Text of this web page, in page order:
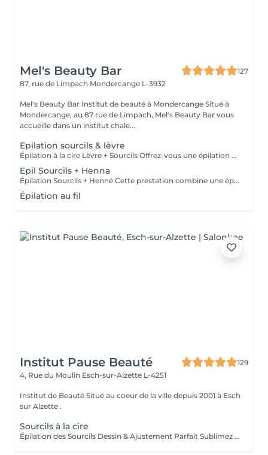
Mel's Beauty Bar
127
87, rue de Limpach Mondercange L-3932
Mel's Beauty Bar Institut de beauté à Mondercange Situé à
Mondercange, au 87 rue de Limpach, Mel's Beauty Bar vous
accueille dans un institut chale...
Epilation sourcils & lèvre
Épilation à la cire Lèvre + Sourcils Offrez-vous une épilation délicate et efficace de la lèvre et des sourcils avec notre cire à base de zinc, idéale pour les peaux sensibles. Deux types de cires sont disponibles pour répondre à vos besoins : Cire chaude : idéale pour une épilation plus rapide et efficace. Cire froide (avec ou sans bandes) : une option plus douce, parfaite pour les peaux les plus sensibles. Les deux types de cire garantissent une élimination nette des poils tout en respectant votre peau. Parfaite pour une finition précise, elle sublime vos traits et laisse votre peau douce et soyeuse.
Epil Sourcils + Henna
Épilation Sourcils + Henné Cette prestation combine une épilation précise des sourcils avec une application de henné, qui, en plus de colorer les poils, teint légèrement la peau pour un effet plus rempli et naturel. Contrairement à la teinture, le henné offre un rendu plus dense et durable, parfait pour structurer et sublimer le regard.
Épilation au fil
Institut Pause Beauté
129
4, Rue du Moulin Esch-sur-Alzette L-4251
Institut de Beauté Situé au coeur de la ville depuis 2001 à Esch
sur Alzette .
Sourcils à la cire
Épilation des Sourcils Dessin & Ajustement Parfait Sublimez votre regard grâce à une épilation précise et sur-mesure. Les sourcils sont dessinés et ajustés selon la forme naturelle de votre visage, pour un rendu harmonieux et élégant. Les bienfaits : Regard structuré et valorisé Forme des sourcils adaptée à votre morphologie Résultat net et durable Idéal pour un regard expressif et soigné, au quotidien ou pour une occasion spéciale.